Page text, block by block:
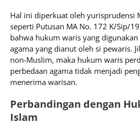
Hal ini diperkuat oleh yurisprudensi
seperti Putusan MA No. 172 K/Sip/
bahwa hukum waris yang
agama yang dianut oleh si pewaris.
non-Muslim, maka hukum waris
perbedaan agama tidak menjadi
menerima warisan.
Perbandingan dengan
Islam